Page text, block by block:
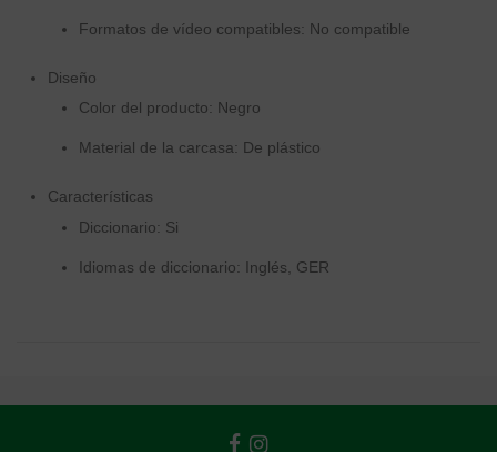
Formatos de vídeo compatibles: No compatible
Diseño
Color del producto: Negro
Material de la carcasa: De plástico
Características
Diccionario: Si
Idiomas de diccionario: Inglés, GER